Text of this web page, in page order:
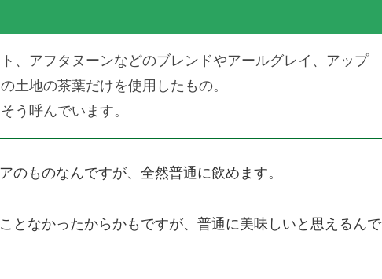
、アフタヌーンなどのブレンドやアールグレイ 、アップ
土地の茶葉だけを使用したもの。
う呼んでいます。
のものなんですが、全然普通に飲めます。
となかったからかもですが、普通に美味しいと思えるんで